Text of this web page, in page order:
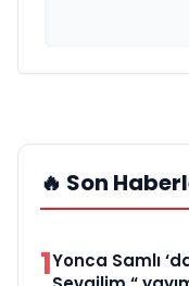
🔥 Son
1Yonca Samlı